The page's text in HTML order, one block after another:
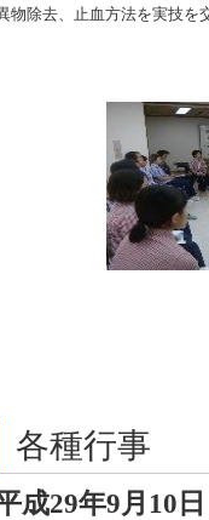
物除去、止血方法を実技を
各種行事
成29年9月10